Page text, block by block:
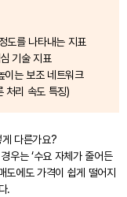
도를 나타내는 지표
기술 지표
이는 보조 네트워크
처리 속도 특징)
다른가요?
우는 ‘수요 자체가 줄어든
도에도 가격이 쉽게 떨어지
.